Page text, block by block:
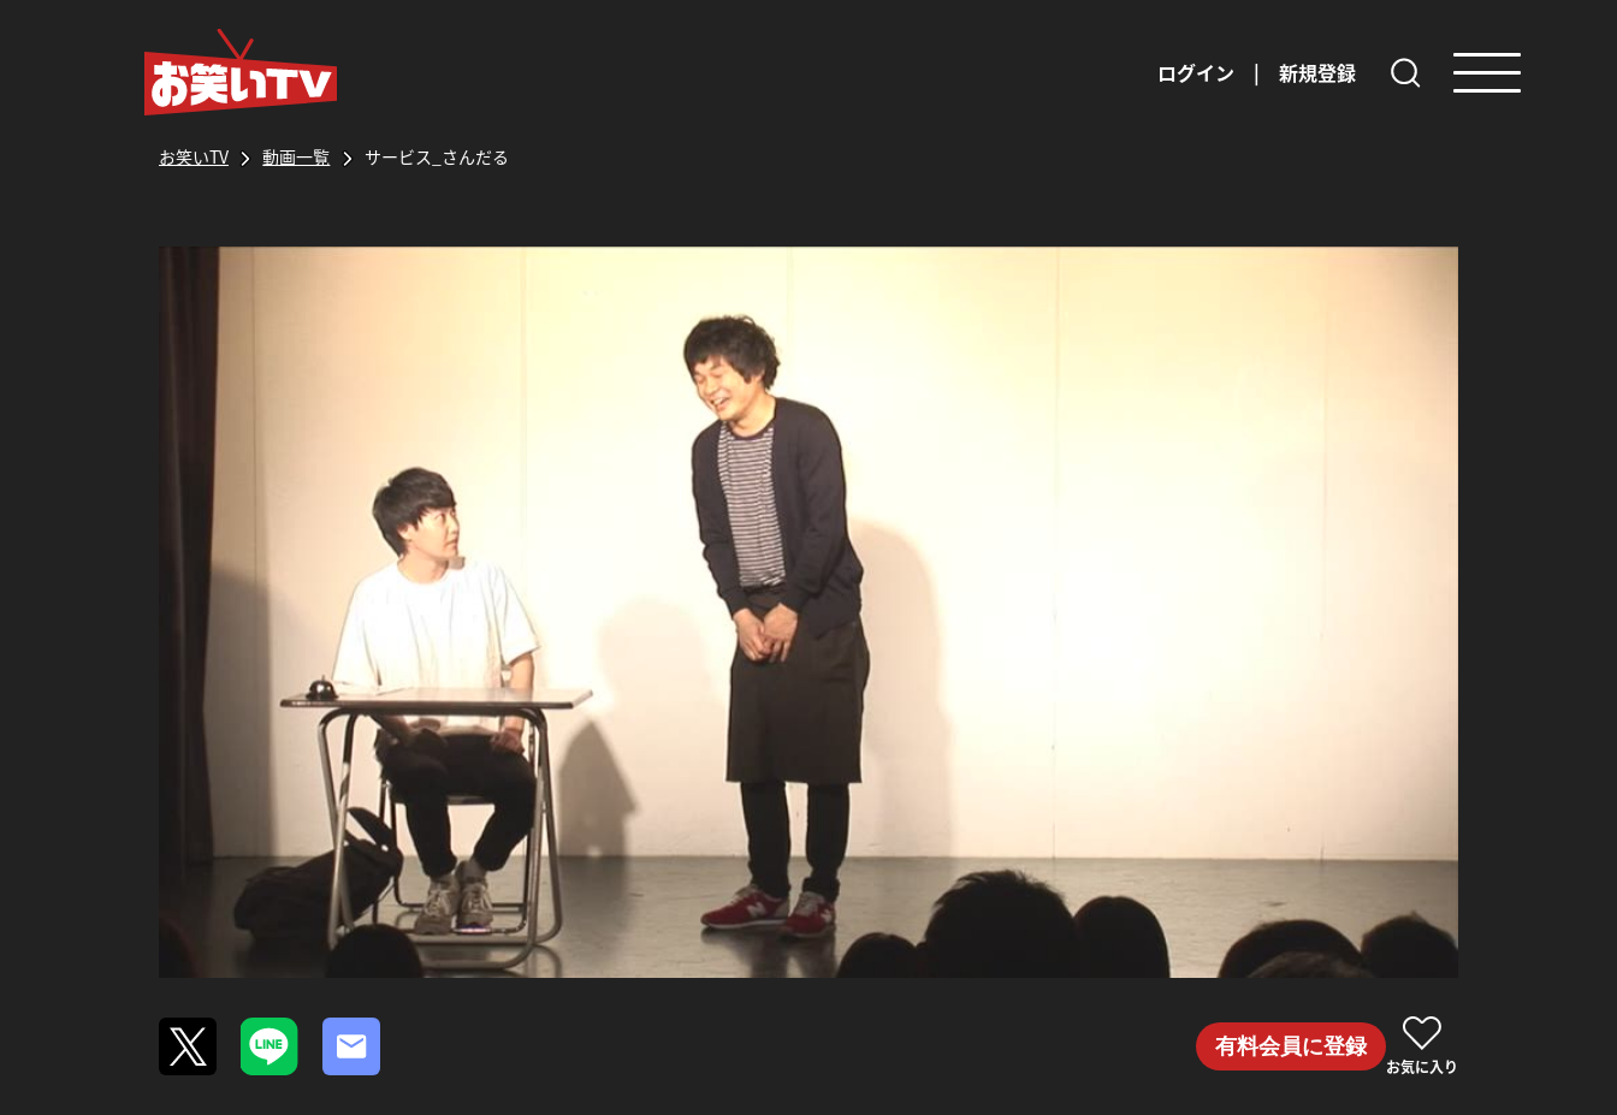
ログイン | 新規登録
お笑いTV 動画一覧 サービス_さんだる
有料会員に登録
お気に入り